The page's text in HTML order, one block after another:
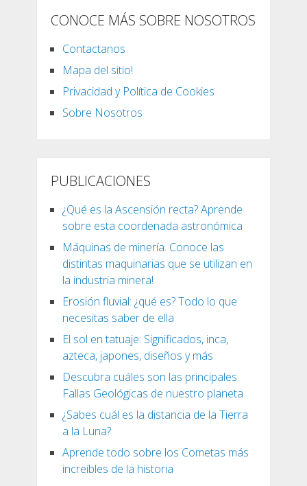
CONOCE MÁS SOBRE NOSOTROS
Contactanos
Mapa del sitio!
Privacidad y Política de Cookies
Sobre Nosotros
PUBLICACIONES
¿Qué es la Ascensión recta? Aprende
sobre esta coordenada astronómica
Máquinas de minería. Conoce las
distintas maquinarias que se utilizan en
la industria minera!
Erosión fluvial: ¿qué es? Todo lo que
necesitas saber de ella
El sol en tatuaje: Significados, inca,
azteca, japones, diseños y más
Descubra cuáles son las principales
Fallas Geológicas de nuestro planeta
¿Sabes cuál es la distancia de la Tierra
a la Luna?
Aprende todo sobre los Cometas más
increíbles de la historia